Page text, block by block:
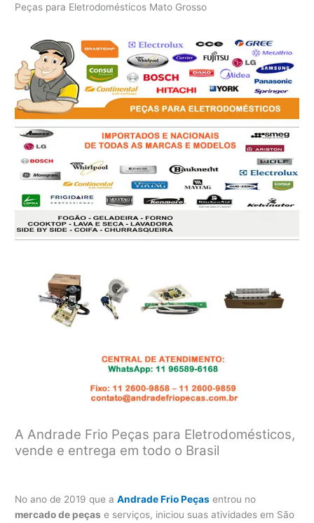
Peças para Eletrodomésticos Mato Grosso
A Andrade Frio Peças para Eletrodomésticos,
vende e entrega em todo o Brasil
No ano de 2019 que aAndrade Frio Peças entrou no
mercado de peças e serviços, iniciou suas atividades em São